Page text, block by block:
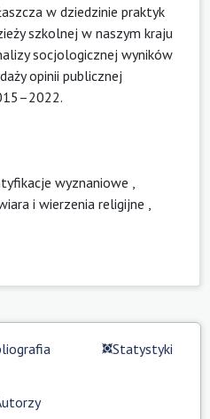
w dziedzinie praktyk
szkolnej w naszym kraju
socjologicznej wyników
opinii publicznej
wyznaniowe
i wierzenia religijne
Statystyki